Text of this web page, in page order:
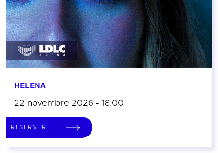
HELENA
22 novembre 2026 - 18:00
RÉSERVER